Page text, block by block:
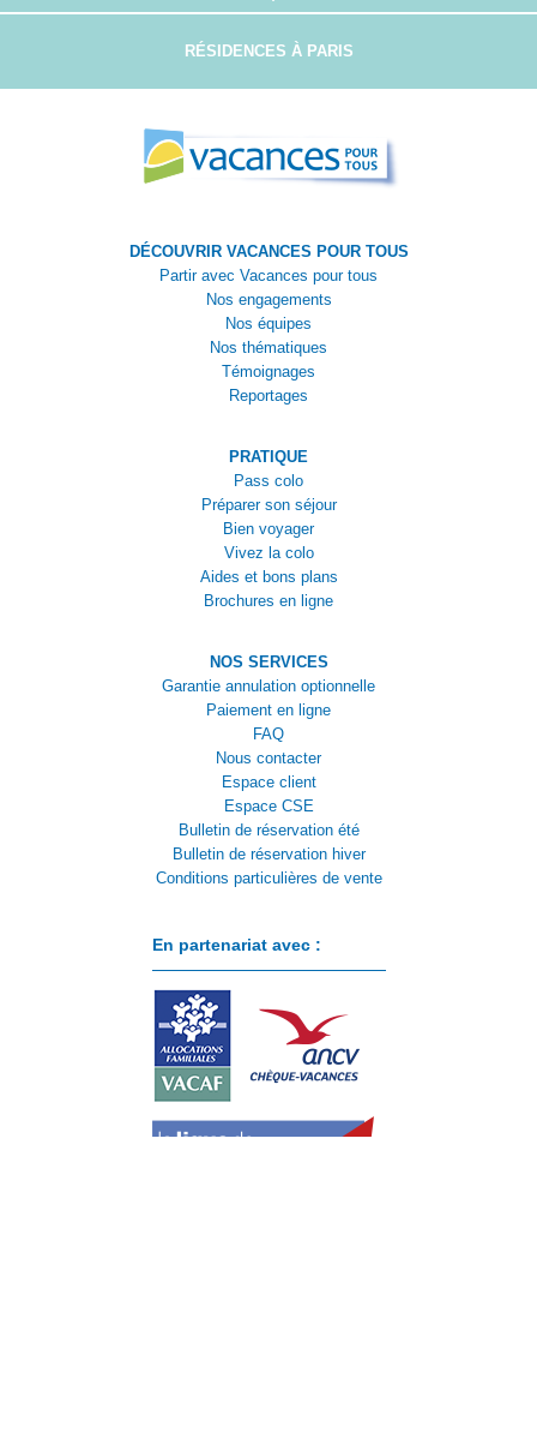
RÉSIDENCES À PARIS
DÉCOUVRIR VACANCES POUR TOUS
Partir avec Vacances pour tous
Nos engagements
Nos équipes
Nos thématiques
Témoignages
Reportages
PRATIQUE
Pass colo
Préparer son séjour
Bien voyager
Vivez la colo
Aides et bons plans
Brochures en ligne
NOS SERVICES
Garantie annulation optionnelle
Paiement en ligne
FAQ
Nous contacter
Espace client
Espace CSE
Bulletin de réservation été
Bulletin de réservation hiver
Conditions particulières de vente
En partenariat avec :